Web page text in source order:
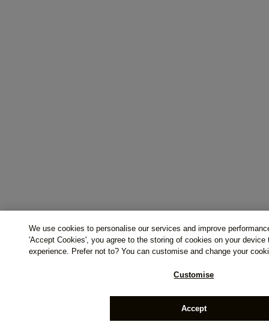
We use cookies to personalise our services and improve
'Accept Cookies', you agree to the storing of cookies on your device
experience. Prefer not to? You can customise and change your
Customise
Accept